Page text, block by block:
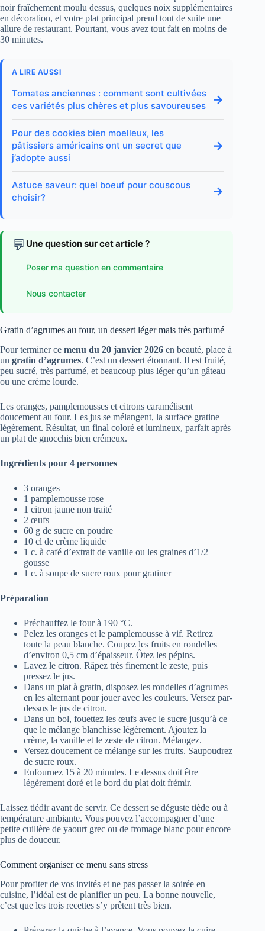
noir fraîchement moulu dessus, quelques noix supplémentaires
en décoration, et votre plat principal prend tout de suite une
allure de restaurant. Pourtant, vous avez tout fait en moins de
30 minutes.
A LIRE AUSSI
Tomates anciennes : comment sont cultivées
ces variétés plus chères et plus savoureuses
→
Pour des cookies bien moelleux, les
pâtissiers américains ont un secret que
j’adopte aussi
→
Astuce saveur: quel boeuf pour couscous
choisir?
→
💬 Une question sur cet article ?
Poser ma question en commentaire
Nous contacter
Gratin d’agrumes au four, un dessert léger mais très parfumé
Pour terminer ce menu du 20 janvier 2026 en beauté, place à
un gratin d’agrumes. C’est un dessert étonnant. Il est fruité,
peu sucré, très parfumé, et beaucoup plus léger qu’un gâteau
ou une crème lourde.
Les oranges, pamplemousses et citrons caramélisent
doucement au four. Les jus se mélangent, la surface gratine
légèrement. Résultat, un final coloré et lumineux, parfait après
un plat de gnocchis bien crémeux.
Ingrédients pour 4 personnes
3 oranges
1 pamplemousse rose
1 citron jaune non traité
2 œufs
60 g de sucre en poudre
10 cl de crème liquide
1 c. à café d’extrait de vanille ou les graines d’1/2
gousse
1 c. à soupe de sucre roux pour gratiner
Préparation
Préchauffez le four à 190 °C.
Pelez les oranges et le pamplemousse à vif. Retirez
toute la peau blanche. Coupez les fruits en rondelles
d’environ 0,5 cm d’épaisseur. Ôtez les pépins.
Lavez le citron. Râpez très finement le zeste, puis
pressez le jus.
Dans un plat à gratin, disposez les rondelles d’agrumes
en les alternant pour jouer avec les couleurs. Versez par-
dessus le jus de citron.
Dans un bol, fouettez les œufs avec le sucre jusqu’à ce
que le mélange blanchisse légèrement. Ajoutez la
crème, la vanille et le zeste de citron. Mélangez.
Versez doucement ce mélange sur les fruits. Saupoudrez
de sucre roux.
Enfournez 15 à 20 minutes. Le dessus doit être
légèrement doré et le bord du plat doit frémir.
Laissez tiédir avant de servir. Ce dessert se déguste tiède ou à
température ambiante. Vous pouvez l’accompagner d’une
petite cuillère de yaourt grec ou de fromage blanc pour encore
plus de douceur.
Comment organiser ce menu sans stress
Pour profiter de vos invités et ne pas passer la soirée en
cuisine, l’idéal est de planifier un peu. La bonne nouvelle,
c’est que les trois recettes s’y prêtent très bien.